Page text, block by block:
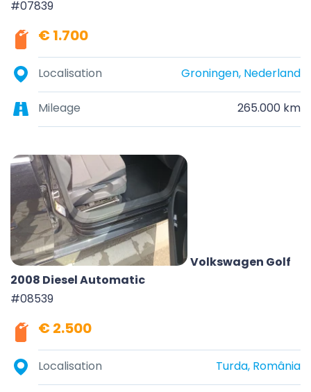
#07839
€ 1.700
Localisation Groningen, Nederland
Mileage 265.000 km
Volkswagen Golf
2008 Diesel Automatic
#08539
€ 2.500
Localisation Turda, România